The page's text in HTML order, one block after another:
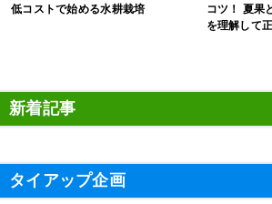
低コストで始める水耕栽培
コツ！ 夏果
を理解して
新着記事
タイアップ企画